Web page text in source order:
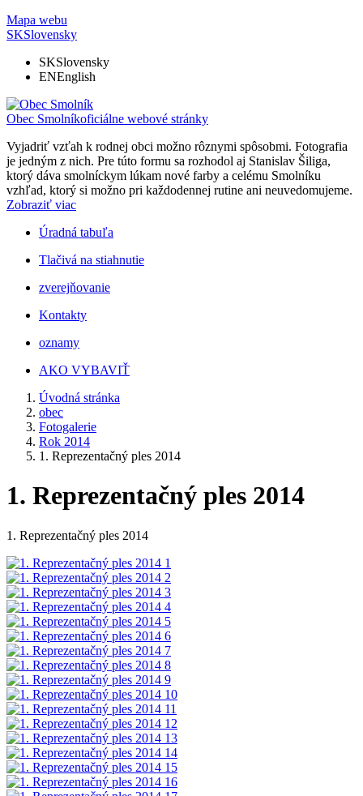
Mapa webu
SKSlovensky
SKSlovensky
ENEnglish
Obec Smolníkoficiálne webové stránky
Vyjadriť vzťah k rodnej obci možno rôznymi spôsobmi. Fotografia
je jedným z nich. Pre túto formu sa rozhodol aj Stanislav Šiliga,
ktorý dáva smolníckym lúkam nové farby a celému Smolníku
vzhľad, ktorý si možno pri každodennej rutine ani neuvedomujeme.
Zobraziť viac
Úradná tabuľa
Tlačivá na stiahnutie
zverejňovanie
Kontakty
oznamy
AKO VYBAVIŤ
Úvodná stránka
obec
Fotogalerie
Rok 2014
1. Reprezentačný ples 2014
1. Reprezentačný ples 2014
1. Reprezentačný ples 2014